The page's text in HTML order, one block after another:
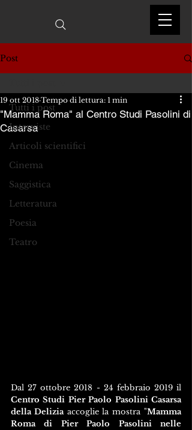
Post
Tutti i post
Interviste
Articoli scientifici
Cinema
Saggistica
Letteratura
Poesia
Teatro
"Mamma Roma" al Centro Studi Pasolini di
Casarsa
19 ott 2018 Tempo di lettura: 1 min
Centro Studi Pier Paolo Pasolini Casarsa
della Delizia accoglie la mostra "Mamma
Roma di Pier Paolo Pasolini nelle